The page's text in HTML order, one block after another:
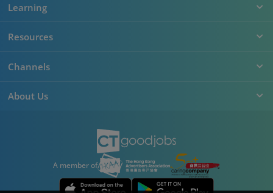
Learning
Resources
Channels
About Us
A member of